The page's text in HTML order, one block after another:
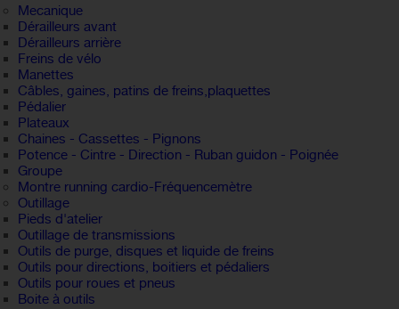
Mecanique
Dérailleurs avant
Dérailleurs arrière
Freins de vélo
Manettes
Câbles, gaines, patins de freins,plaquettes
Pédalier
Plateaux
Chaines - Cassettes - Pignons
Potence - Cintre - Direction - Ruban guidon - Poignée
Groupe
Montre running cardio-Fréquencemètre
Outillage
Pieds d'atelier
Outillage de transmissions
Outils de purge, disques et liquide de freins
Outils pour directions, boitiers et pédaliers
Outils pour roues et pneus
Boite à outils